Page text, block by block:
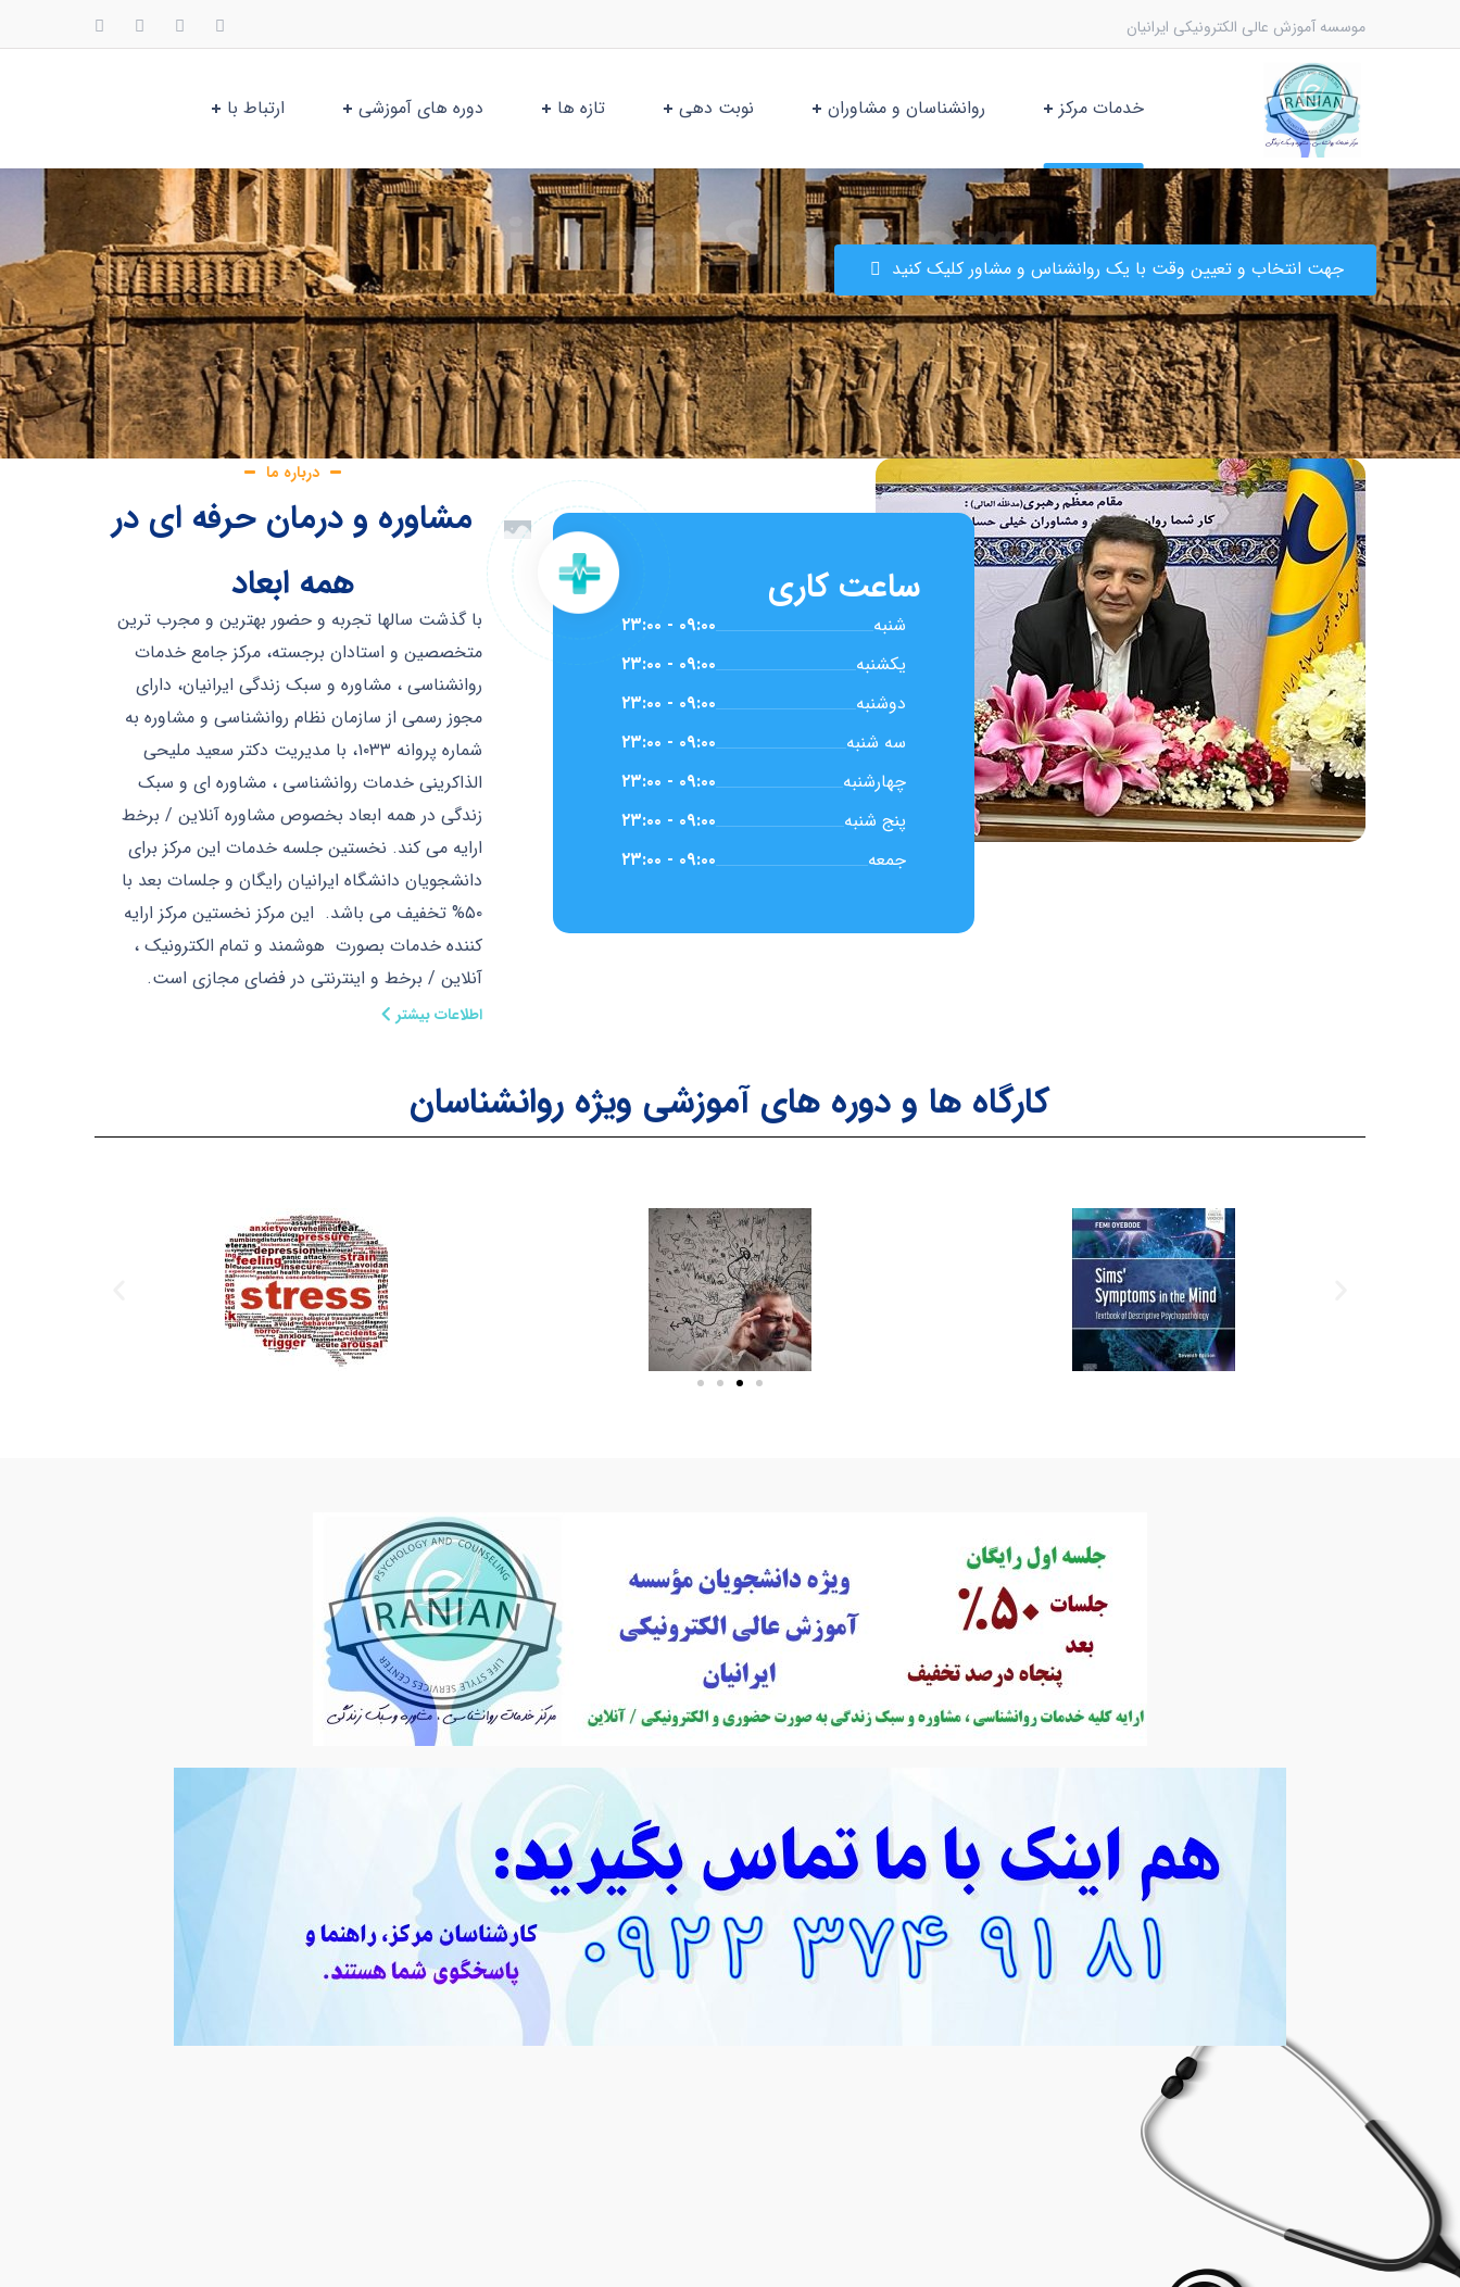
موسسه آموزش عالی الکترونیکی ایرانیان
خدمات مرکز روانشناسان و مشاوران نوبت دهی تازه ها دوره های آموزشی ارتباط با
جهت انتخاب و تعیین وقت با یک روانشناس و مشاور کلیک کنید
ساعت کاری
شنبه
۰۹:۰۰ - ۲۳:۰۰
یکشنبه
۰۹:۰۰ - ۲۳:۰۰
دوشنبه
۰۹:۰۰ - ۲۳:۰۰
سه شنبه
۰۹:۰۰ - ۲۳:۰۰
چهارشنبه
۰۹:۰۰ - ۲۳:۰۰
پنج شنبه
۰۹:۰۰ - ۲۳:۰۰
جمعه
۰۹:۰۰ - ۲۳:۰۰
درباره ما
مشاوره و درمان حرفه ای در
همه ابعاد
با گذشت سالها تجربه و حضور بهترین و مجرب ترین
متخصصین و استادان برجسته، مرکز جامع خدمات
روانشناسی ، مشاوره و سبک زندگی ایرانیان، دارای
مجوز رسمی از سازمان نظام روانشناسی و مشاوره به
شماره پروانه ۱۰۳۳، با مدیریت دکتر سعید ملیحی
الذاکرینی خدمات روانشناسی ، مشاوره ای و سبک
زندگی در همه ابعاد بخصوص مشاوره آنلاین / برخط
ارایه می کند. نخستین جلسه خدمات این مرکز برای
دانشجویان دانشگاه ایرانیان رایگان و جلسات بعد با
۵۰% تخفیف می باشد. این مرکز نخستین مرکز ارایه
کننده خدمات بصورت هوشمند و تمام الکترونیک ،
آنلاین / برخط و اینترنتی در فضای مجازی است.
اطلاعات بیشتر
کارگاه ها و دوره های آموزشی ویژه روانشناسان